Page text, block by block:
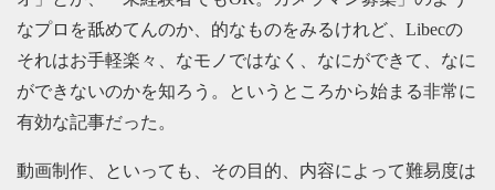
なプロを舐めてんのか、的なものをみるけれど、Libecの
それはお手軽楽々、なモノではなく、なにができて、なに
ができないのかを知ろう。というところから始まる非常に
有効な記事だった。
動画制作、といっても、その目的、内容によって難易度は